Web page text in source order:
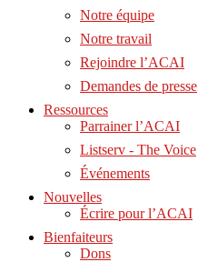
Notre équipe
Notre travail
Rejoindre l’ACAI
Demandes de presse
Ressources
Parrainer l’ACAI
Listserv - The Voice
Événements
Nouvelles
Écrire pour l’ACAI
Bienfaiteurs
Dons